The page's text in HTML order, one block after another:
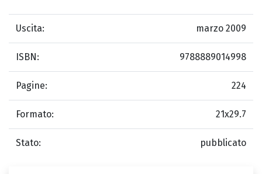
Uscita: marzo 2009
ISBN: 9788889014998
Pagine: 224
Formato: 21x29.7
Stato: pubblicato